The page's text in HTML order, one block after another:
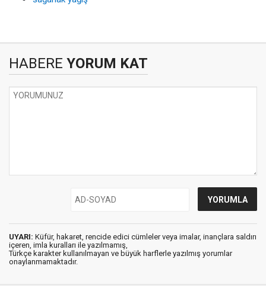
HABERE YORUM KAT
UYARI: Küfür, hakaret, rencide edici cümleler veya imalar, inançlara saldırı
içeren, imla kuralları ile yazılmamış,
Türkçe karakter kullanılmayan ve büyük harflerle yazılmış yorumlar
onaylanmamaktadır.